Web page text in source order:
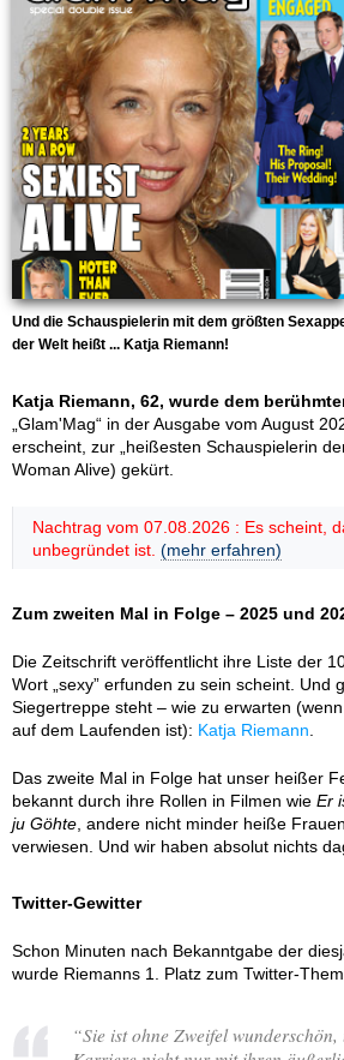
Und die Schauspielerin mit dem größten
der Welt heißt ... Katja Riemann!
Katja Riemann, 62, wurde dem
„Glam'Mag“ in der Ausgabe vom August
erscheint, zur „heißesten Schauspielerin
Woman Alive) gekürt.
Nachtrag vom 07.08.2026 : Es scheint,
unbegründet ist. (mehr erfahren)
Zum zweiten Mal in Folge – 2025 und
Die Zeitschrift veröffentlicht ihre Liste der
Wort „sexy” erfunden zu sein scheint. Und
Siegertreppe steht – wie zu erwarten
auf dem Laufenden ist): Katja Riemann
Das zweite Mal in Folge hat unser heißer
bekannt durch ihre Rollen in Filmen wie Er
ju Göhte , andere nicht minder heiße
verwiesen. Und wir haben absolut nichts
Twitter-Gewitter
Schon Minuten nach Bekanntgabe der
wurde Riemanns 1. Platz zum Twitter-
“Sie ist ohne Zweifel